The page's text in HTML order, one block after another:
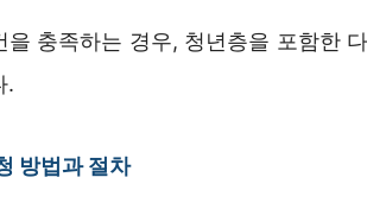
을 충족하는 경우, 청년층을 포함한
.
방법과 절차